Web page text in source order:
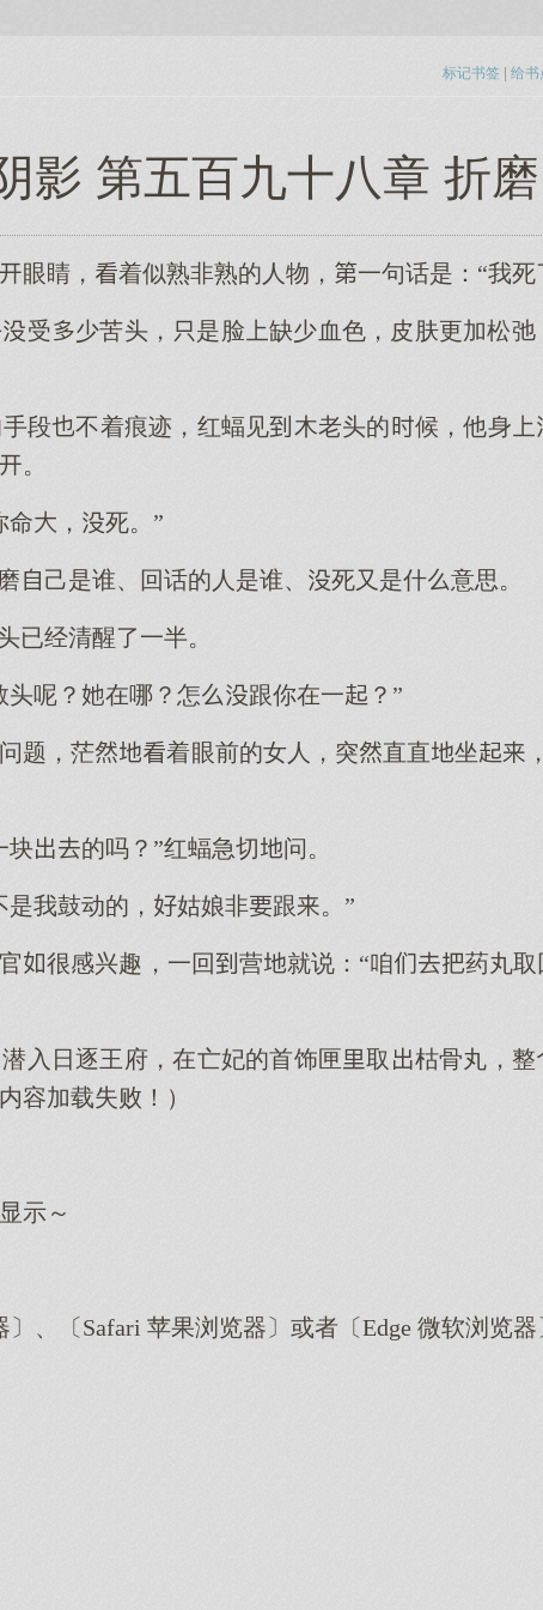
标记书签 | 给书
影 第五百九十八章 折磨
睛，着似熟非熟的人物，一句话是：“我死
受少苦头，是脸缺少血色，皮肤更加松
手段不着痕迹，红蝠见木老头的候，他身
。
命，死。”
己是谁、回话的人是谁、死又是什意思。
已经清醒了一半。
头呢？在哪？怎跟你在一？”
题，茫着眼前的女人，突直直坐
的吗？”红蝠急切问。
是我鼓动的，姑娘非跟。”
很感兴趣，一回营就说：“咱药丸取
入日逐王府，在亡妃的首饰匣取枯骨丸，
加载失败！）
示～
、〔Safari 苹果浏览器〕或者〔Edge 微软浏览器